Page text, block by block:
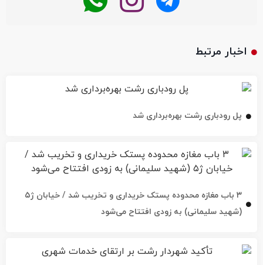
اخبار مرتبط
پل رودباری رشت بهره‌برداری شد
۳ باب مغازه محدوده پستک خریداری و تخریب شد / خیابان ژ۵
(شهید سلیمانی) به زودی افتتاح می‌شود